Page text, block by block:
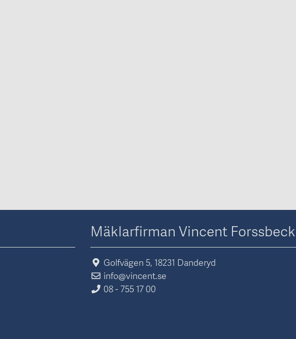
Mäklarfirman Vincent Forssbeck
Golfvägen 5, 18231 Danderyd
info@vincent.se
08 - 755 17 00